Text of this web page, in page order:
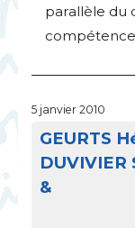
parallèle du
5 janvier 2010
GEURTS
DUVIVIER
&